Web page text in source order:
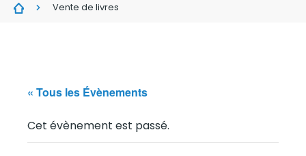
Vente de livres
« Tous les Évènements
Cet évènement est passé.